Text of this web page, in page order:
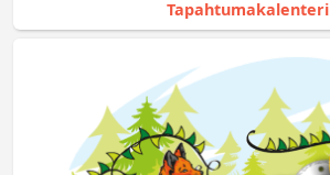
Tapahtumakalenteri